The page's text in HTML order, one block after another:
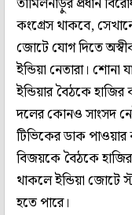
কংগ্রেস থাকবে,
জোটে যোগ দিতে
ইন্ডিয়া নেতারা। শোনা
ইন্ডিয়ার বৈঠকে হাজির
দলের কোনও সাংসদ
টিভিকের ডাক পাওয়ার
বিজয়কে বৈঠকে
থাকলে ইন্ডিয়া জোটে
হতে পারে।